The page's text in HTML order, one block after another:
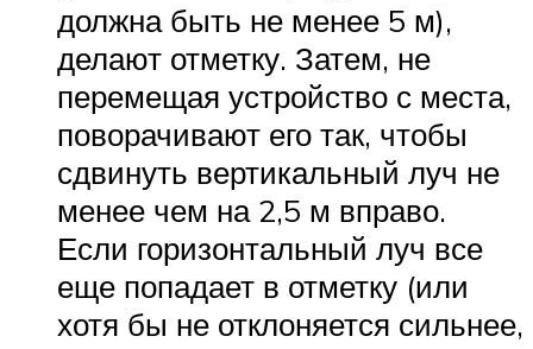
должна быть не менее 5 м),
делают отметку. Затем, не
перемещая устройство с места,
поворачивают его так, чтобы
сдвинуть вертикальный луч не
менее чем на 2,5 м вправо.
Если горизонтальный луч все
еще попадает в отметку (или
хотя бы не отклоняется сильнее,